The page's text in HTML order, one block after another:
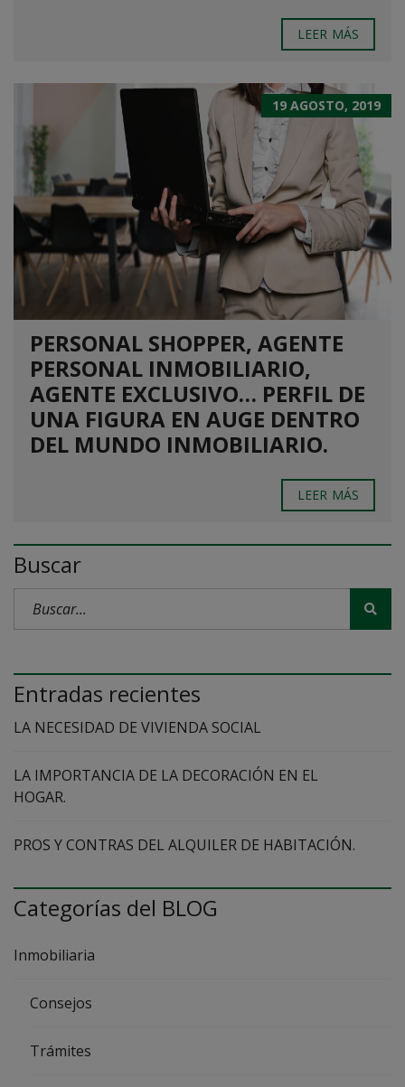
LEER MÁS
19 AGOSTO, 2019
PERSONAL SHOPPER, AGENTE
PERSONAL INMOBILIARIO,
AGENTE EXCLUSIVO… PERFIL DE
UNA FIGURA EN AUGE DENTRO
DEL MUNDO INMOBILIARIO.
LEER MÁS
Buscar
Entradas recientes
LA NECESIDAD DE VIVIENDA SOCIAL
LA IMPORTANCIA DE LA DECORACIÓN EN EL
HOGAR.
PROS Y CONTRAS DEL ALQUILER DE HABITACIÓN.
Categorías del BLOG
Inmobiliaria
Consejos
Trámites